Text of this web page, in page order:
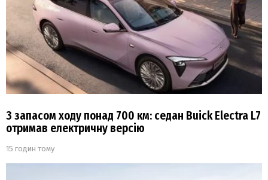
З запасом ходу понад 700 км: седан Buick Electra L7
отримав електричну версію
15 годин тому